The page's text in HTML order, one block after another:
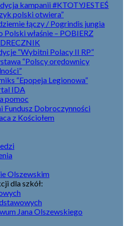
kampanii #KTOTYJESTEŚ
polski otwiera”
łączy / Pogrindis jungia
Polski właśnie – POBIERZ
“Wybitni Polacy II RP”
“Polscy orędownicy
“Epopeja Legionowa”
IDA
pomoc
Fundusz Dobroczynności
z Kościołem
Olszewskim
dla szkół:
Jana Olszewskiego